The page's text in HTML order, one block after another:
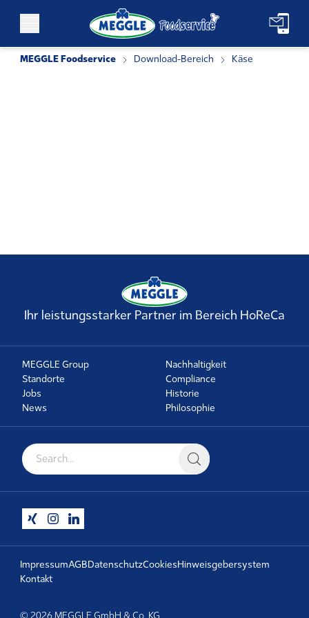
MEGGLE Foodservice Download-Bereich Käse
Ihr leistungsstarker Partner im Bereich HoReCa
MEGGLE Group
Standorte
Jobs
News
Nachhaltigkeit
Compliance
Historie
Philosophie
Suche nach:
© 2026 MEGGLE GmbH & Co. KG
ImpressumAGBDatenschutzCookiesHinweisgebersystem
Kontakt